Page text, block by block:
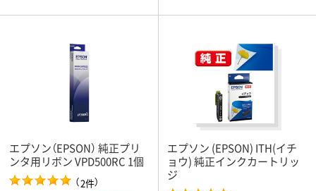
エプソン（EPSON） 純正プリ
ンタ用リボン VPD500RC 1個
（2件）
エプソン (EPSON) ITH(イチ
ョウ) 純正インクカートリッ
ジ